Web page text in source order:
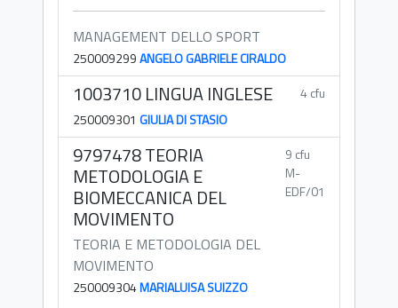
MANAGEMENT DELLO SPORT
250009299ANGELO GABRIELE CIRALDO
1003710 LINGUA INGLESE
4 cfu
250009301 GIULIA DI STASIO
9797478 TEORIA
METODOLOGIA E
BIOMECCANICA DEL
MOVIMENTO
9 cfu
M-
EDF/01
TEORIA E METODOLOGIA DEL
MOVIMENTO
250009304MARIALUISA SUIZZO